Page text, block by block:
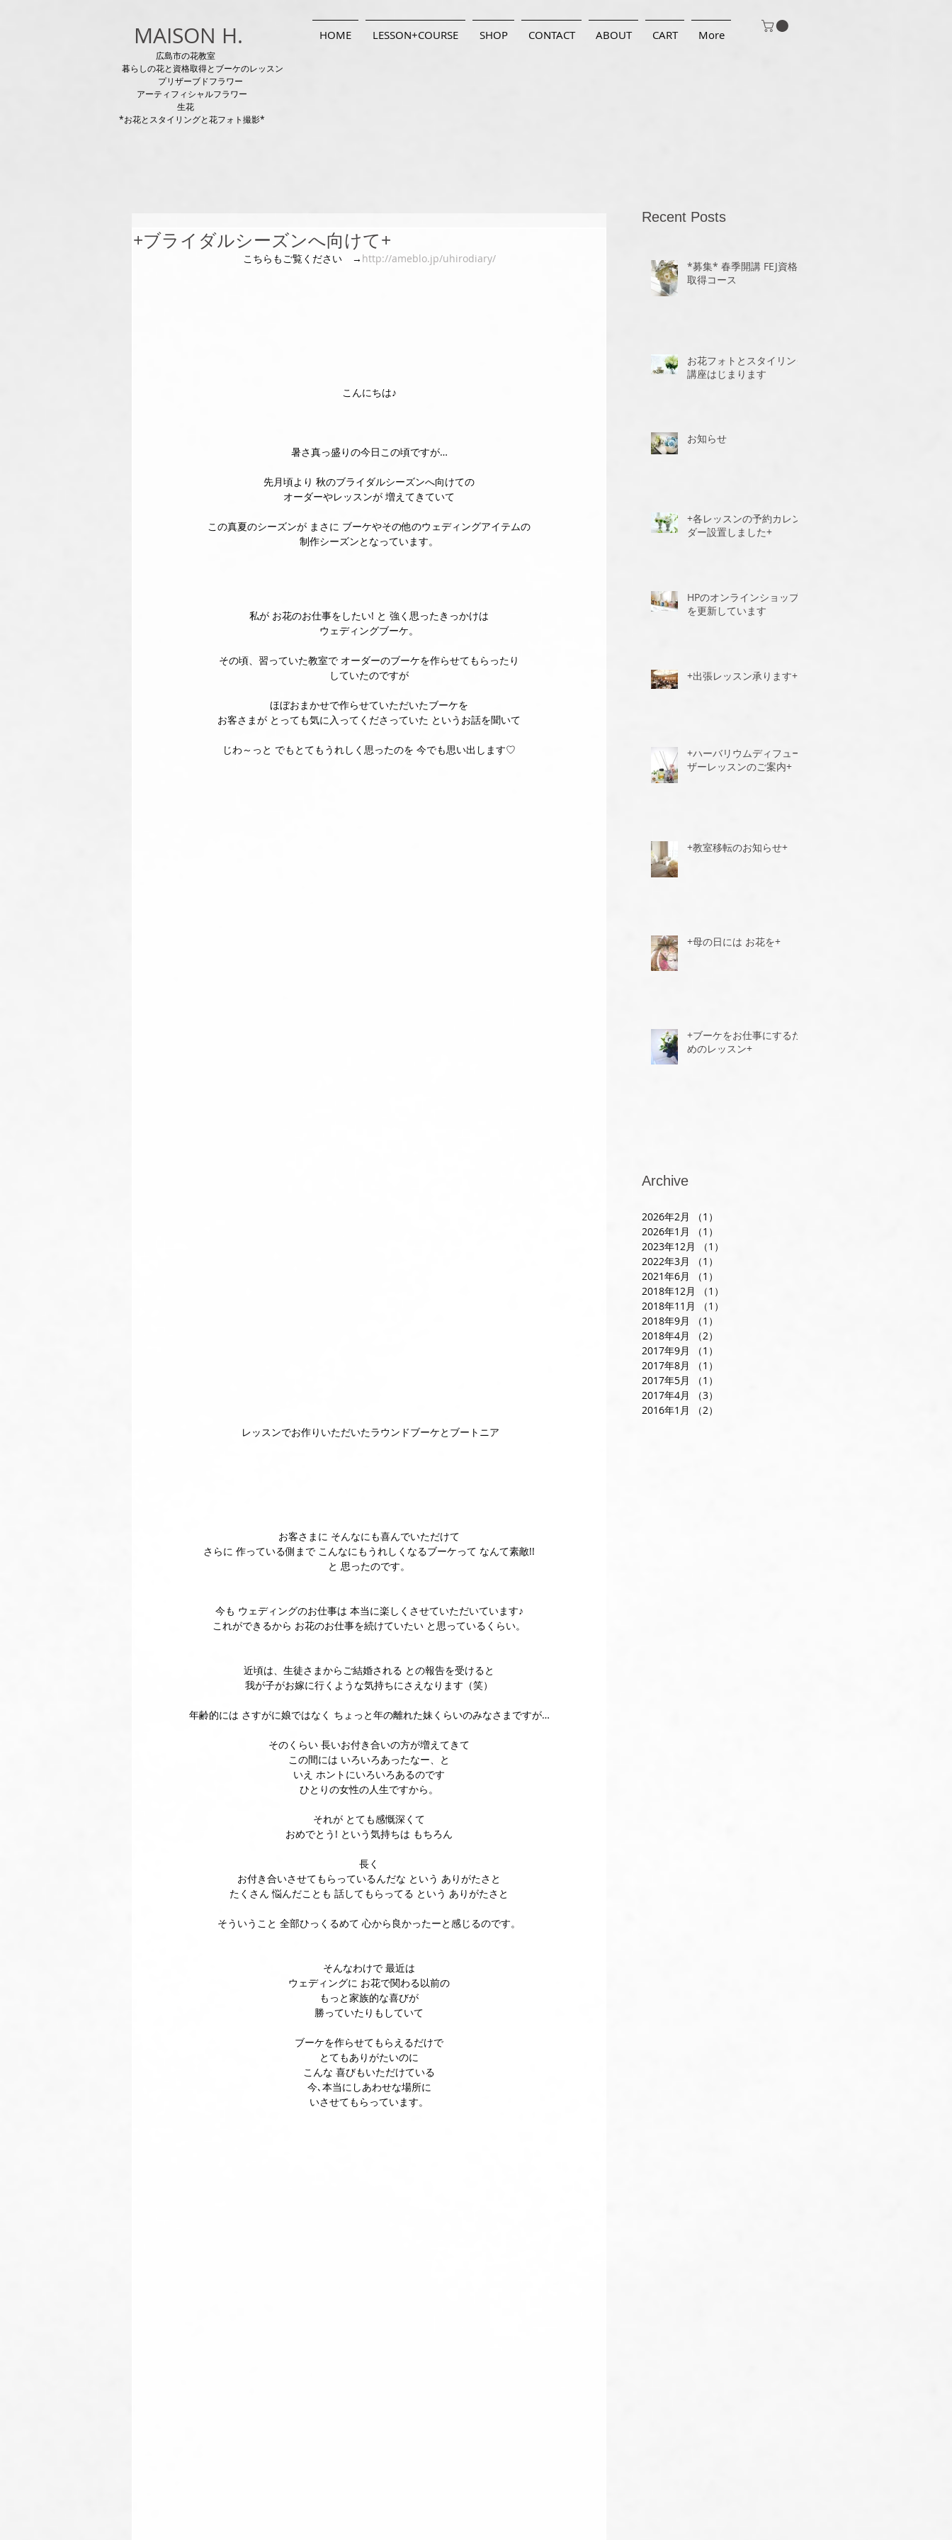
MAISON H.
広島市の花教室
暮らしの花と資格取得とブーケのレッスン
プリザーブドフラワー
アーティフィシャルフラワー
生花
*お花とスタイリングと花フォト撮影*
HOME LESSON+COURSE SHOP CONTACT ABOUT CART More
+ブライダルシーズンへ向けて+
こちらもご覧ください　→ http://ameblo.jp/uhirodiary/
こんにちは♪
暑さ真っ盛りの今日この頃ですが…
先月頃より 秋のブライダルシーズンへ向けての
オーダーやレッスンが 増えてきていて
この真夏のシーズンが まさに ブーケやその他のウェディングアイテムの
制作シーズンとなっています。
私が お花のお仕事をしたい! と 強く思ったきっかけは
ウェディングブーケ。
その頃、習っていた教室で オーダーのブーケを作らせてもらったり
していたのですが
ほぼおまかせで作らせていただいたブーケを
お客さまが とっても気に入ってくださっていた というお話を聞いて
じわ～っと でもとてもうれしく思ったのを 今でも思い出します♡
レッスンでお作りいただいたラウンドブーケとブートニア
お客さまに そんなにも喜んでいただけて
さらに 作っている側まで こんなにもうれしくなるブーケって なんて素敵!!
と 思ったのです。
今も ウェディングのお仕事は 本当に楽しくさせていただいています♪
これができるから お花のお仕事を続けていたい と思っているくらい。
近頃は、生徒さまからご結婚される との報告を受けると
我が子がお嫁に行くような気持ちにさえなります（笑）
年齢的には さすがに娘ではなく ちょっと年の離れた妹くらいのみなさまですが…
そのくらい 長いお付き合いの方が増えてきて
この間には いろいろあったなー、と
いえ ホントにいろいろあるのです
ひとりの女性の人生ですから。
それが とても感慨深くて
おめでとう! という気持ちは もちろん
長く
お付き合いさせてもらっているんだな という ありがたさと
たくさん 悩んだことも 話してもらってる という ありがたさと
そういうこと 全部ひっくるめて 心から良かったーと感じるのです。
そんなわけで 最近は
ウェディングに お花で関わる以前の
もっと家族的な喜びが
勝っていたりもしていて
ブーケを作らせてもらえるだけで
とてもありがたいのに
こんな 喜びもいただけている
今､本当にしあわせな場所に
いさせてもらっています。
Recent Posts
*募集* 春季開講 FEJ資格
取得コース
お花フォトとスタイリング
講座はじまります
お知らせ
+各レッスンの予約カレン
ダー設置しました+
HPのオンラインショップ
を更新しています
+出張レッスン承ります+
+ハーバリウムディフュー
ザーレッスンのご案内+
+教室移転のお知らせ+
+母の日には お花を+
+ブーケをお仕事にするた
めのレッスン+
Archive
2026年2月 （1）
2026年1月
（1）
2023年12月
（1）
2022年3月
（1）
2021年6月
（1）
2018年12月
（1）
2018年11月
（1）
2018年9月
（1）
2018年4月
（2）
2017年9月
（1）
2017年8月
（1）
2017年5月
（1）
2017年4月
（3）
2016年1月
（2）